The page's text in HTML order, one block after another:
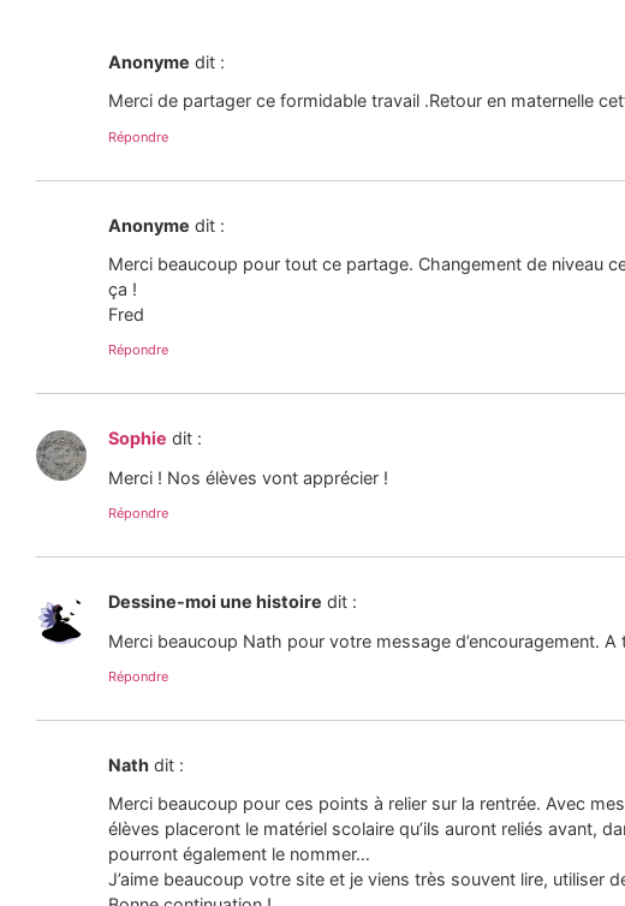
Anonyme dit :
Merci de partager ce formidable travail .Retour en maternelle
Répondre
Anonyme dit :
Merci beaucoup pour tout ce partage. Changement de niveau
ça !
Fred
Répondre
Sophie dit :
Merci ! Nos élèves vont apprécier !
Répondre
Dessine-moi une histoire dit :
Merci beaucoup Nath pour votre message d’encouragement.
Répondre
Nath dit :
Merci beaucoup pour ces points à relier sur la rentrée. Avec
élèves placeront le matériel scolaire qu’ils auront reliés avant,
pourront également le nommer…
J’aime beaucoup votre site et je viens très souvent lire, utiliser